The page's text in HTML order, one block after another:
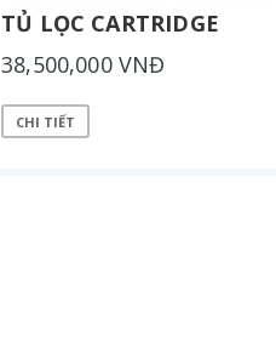
TỦ LỌC CARTRIDGE
38,500,000 VNĐ
CHI TIẾT